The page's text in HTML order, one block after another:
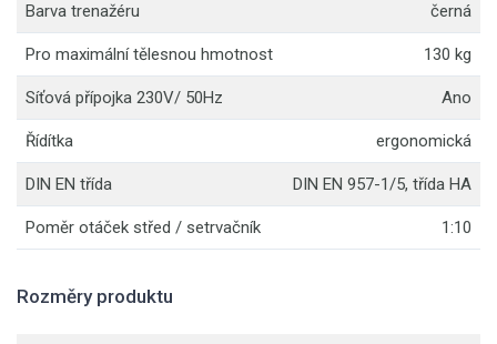
Barva trenažéru černá
Pro maximální tělesnou hmotnost 130 kg
Síťová přípojka 230V/ 50Hz Ano
Řídítka ergonomická
DIN EN třída DIN EN 957-1/5, třída HA
Poměr otáček střed / setrvačník 1:10
Rozměry produktu